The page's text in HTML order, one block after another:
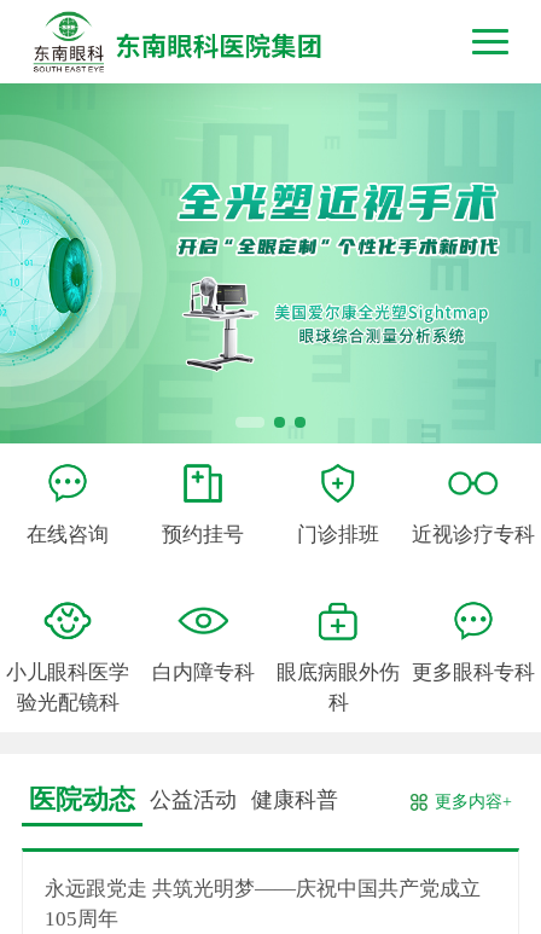
在线咨询 预约挂号 门诊排班 近视诊疗专科
小儿眼科医学
验光配镜科
白内障专科
眼底病眼外伤
科
更多眼科专科
医院动态 公益活动 健康科普 更多内容+
永远跟党走 共筑光明梦——庆祝中国共产党成立
105周年